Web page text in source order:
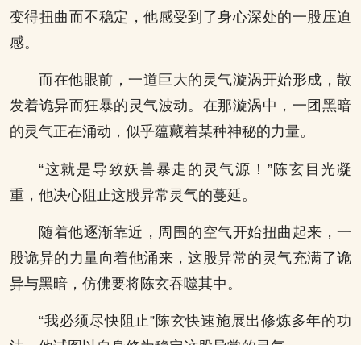
变得扭曲而不稳定，他感受到了身心深处的一股压迫
感。
而在他眼前，一道巨大的灵气漩涡开始形成，散
发着诡异而狂暴的灵气波动。在那漩涡中，一团黑暗
的灵气正在涌动，似乎蕴藏着某种神秘的力量。
“这就是导致妖兽暴走的灵气源！”陈玄目光凝
重，他决心阻止这股异常灵气的蔓延。
随着他逐渐靠近，周围的空气开始扭曲起来，一
股诡异的力量向着他涌来，这股异常的灵气充满了诡
异与黑暗，仿佛要将陈玄吞噬其中。
“我必须尽快阻止”陈玄快速施展出修炼多年的功